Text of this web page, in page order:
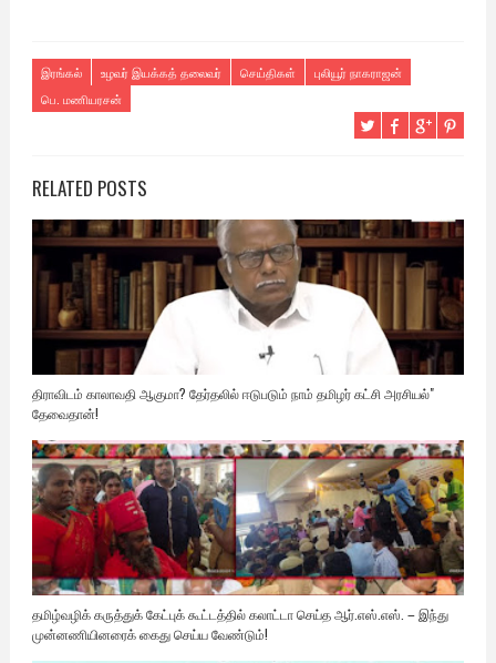
இரங்கல் உழவர் இயக்கத் தலைவர் செய்திகள்
புலியூர் நாகராஜன்
பெ. மணியரசன்
RELATED POSTS
திராவிடம் காலாவதி ஆகுமா? தேர்தலில் ஈடுபடும் நாம் தமிழர் கட்சி அரசியல்"
தேவைதான்!
தமிழ்வழிக் கருத்துக் கேட்புக் கூட்டத்தில் கலாட்டா செய்த ஆர்.எஸ்.எஸ். – இந்து
முன்னணியினரைக் கைது செய்ய வேண்டும்!